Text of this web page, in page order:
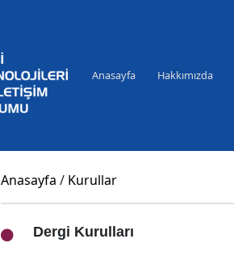
Anasayfa Hakkımızda
Anasayfa Kurullar
Dergi Kurulları